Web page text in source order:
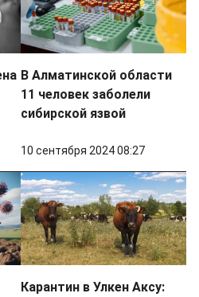
В Алматинской области
11 человек заболели
сибирской язвой
10 сентября 2024 08:27
Карантин в Улкен Аксу: